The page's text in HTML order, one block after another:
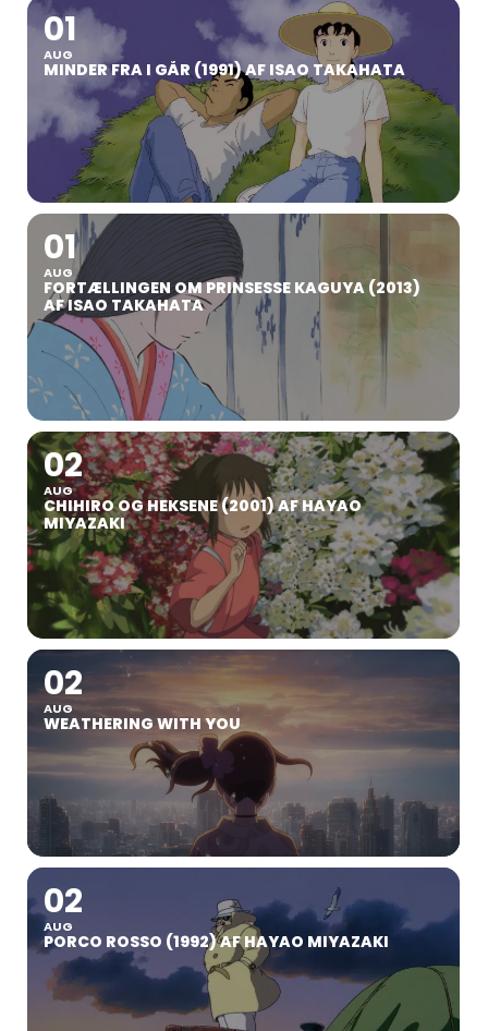
01
AUG
MINDER FRA I GÅR (1991) AF ISAO TAKAHATA
01
AUG
FORTÆLLINGEN OM PRINSESSE KAGUYA (2013)
AF ISAO TAKAHATA
02
AUG
CHIHIRO OG HEKSENE (2001) AF HAYAO
MIYAZAKI
02
AUG
WEATHERING WITH YOU
02
AUG
PORCO ROSSO (1992) AF HAYAO MIYAZAKI